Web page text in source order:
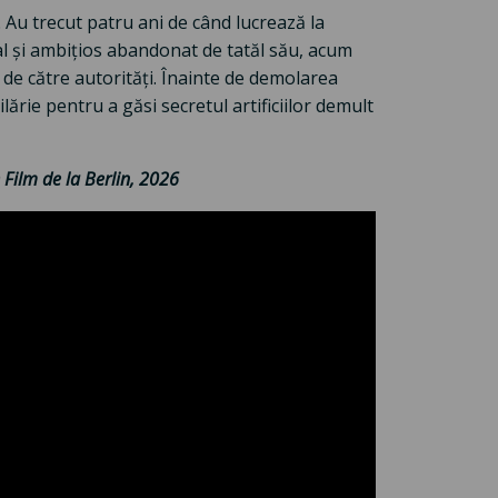
trecut patru ani de când lucrează la
ambițios abandonat de tatăl său, acum
către autorități. Înainte de demolarea
pentru a găsi secretul artificiilor demult
de la Berlin, 2026